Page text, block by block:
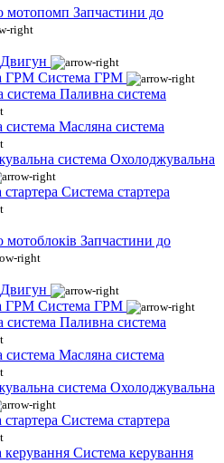
Запчастини до
Двигун
Система ГРМ
Паливна система
Масляна система
Охолоджувальна
Система стартера
Запчастини до
Двигун
Система ГРМ
Паливна система
Масляна система
Охолоджувальна
Система стартера
Система керування